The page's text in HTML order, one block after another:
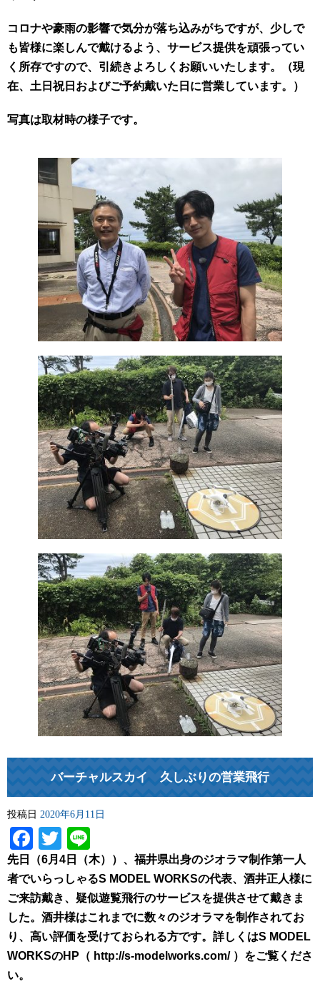
コロナや豪雨の影響で気分が落ち込みがちですが、少しで
も皆様に楽しんで戴けるよう、サービス提供を頑張ってい
く所存ですので、引続きよろしくお願いいたします。（現
在、土日祝日およびご予約戴いた日に営業しています。）
写真は取材時の様子です。
バーチャルスカイ 久しぶりの営業飛行
投稿日 2020年6月11日
Facebook
Twitter
先日（6月4日（木））、福井県出身のジオラマ制作第一人
者でいらっしゃるS MODEL WORKSの代表、酒井正人様に
ご来訪戴き、疑似遊覧飛行のサービスを提供させて戴きま
した。酒井様はこれまでに数々のジオラマを制作されてお
り、高い評価を受けておられる方です。詳しくはS MODEL
WORKSのHP（ http://s-modelworks.com/ ）をご覧くださ
い。